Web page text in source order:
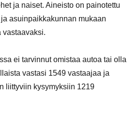
ja naiset. Aineisto on painotettu
asuinpaikkakunnan mukaan
vastaavaksi.
ei tarvinnut omistaa autoa tai olla
vastasi 1549 vastaajaa ja
liittyviin kysymyksiin 1219